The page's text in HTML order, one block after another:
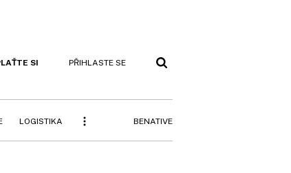
SI PŘIHLASTE SE
LOGISTIKA BENATIVE